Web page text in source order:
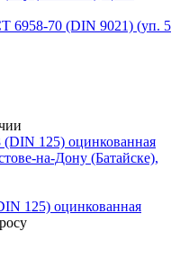
6958-70 (DIN 9021) (уп. 5
125) оцинкованная